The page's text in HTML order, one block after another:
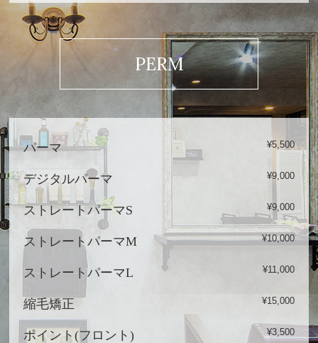
PERM
パーマ ¥5,500
デジタルパーマ ¥9,000
ストレートパーマS ¥9,000
ストレートパーマM ¥10,000
ストレートパーマL ¥11,000
縮毛矯正 ¥15,000
ポイント(フロント) ¥3,500